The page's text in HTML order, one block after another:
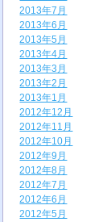
2013年7月
2013年6月
2013年5月
2013年4月
2013年3月
2013年2月
2013年1月
2012年12月
2012年11月
2012年10月
2012年9月
2012年8月
2012年7月
2012年6月
2012年5月